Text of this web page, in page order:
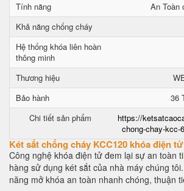
Tính năng
An Toàn
Khả năng chống cháy
Hệ thống khóa liên hoàn
thông minh
Thương hiệu
Bảo hành
36
Chi tiết sản phẩm
https://
chong-chay-kcc-
Két sắt chống cháy KCC120 khóa điện tử
Công nghệ khóa điện tử đem lại sự an toàn
hàng sử dụng két sắt của nhà máy chúng
năng mở khóa an toàn nhanh chóng, thuận